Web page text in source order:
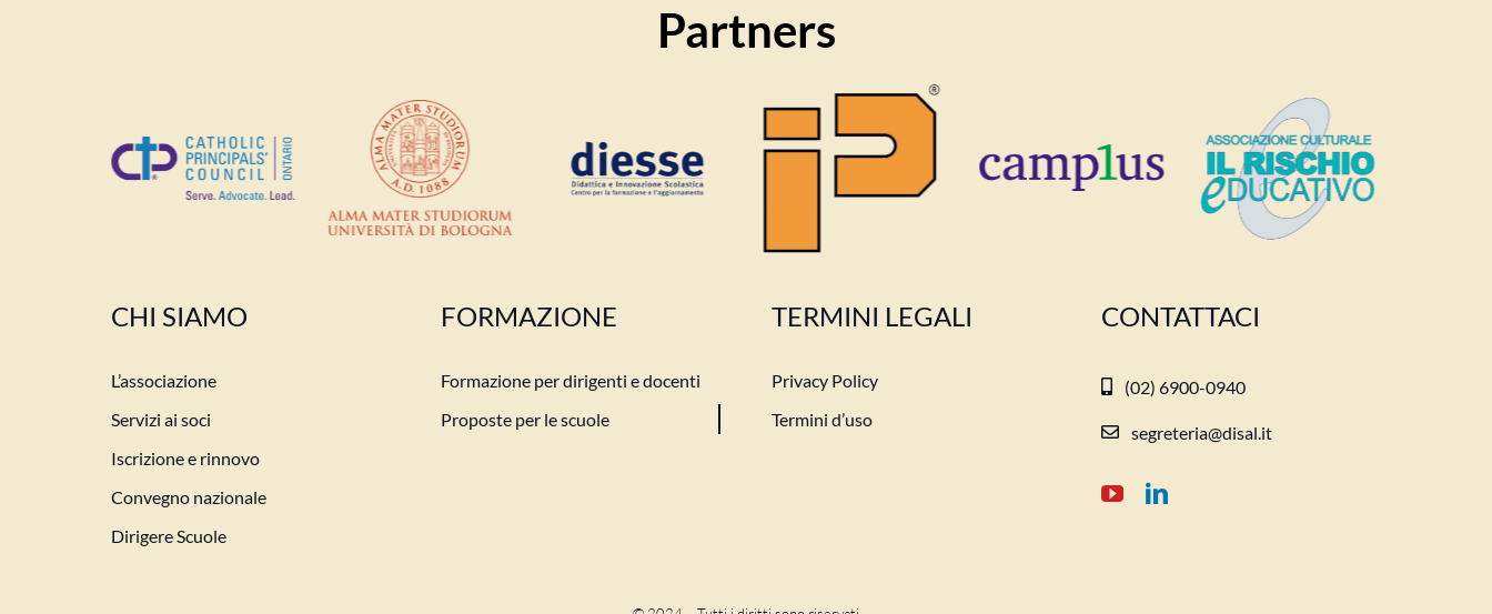
Partners
CHI SIAMO
L’associazione
Servizi ai soci
Iscrizione e rinnovo
Convegno nazionale
Dirigere Scuole
FORMAZIONE
Formazione per dirigenti e docenti
Proposte per le scuole
TERMINI LEGALI
Privacy Policy
Termini d’uso
CONTATTACI
(02) 6900-0940
segreteria@disal.it